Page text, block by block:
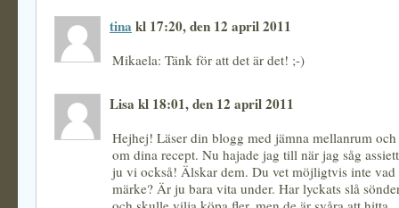
tina kl 17:20, den 12 april 2011
Mikaela: Tänk för att det är det! ;-)
Lisa kl 18:01, den 12 april 2011
Hejhej! Läser din blogg med jämna mellanrum
om dina recept. Nu hajade jag till när jag såg
ju vi också! Älskar dem. Du vet möjligtvis inte vad
märke? Är ju bara vita under. Har lyckats slå